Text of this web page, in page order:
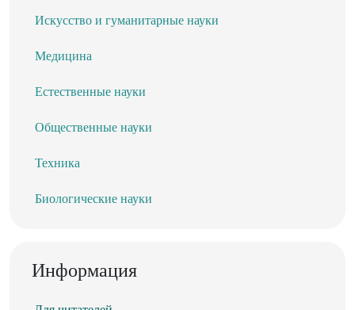
Искусство и гуманитарные науки
Медицина
Естественные науки
Общественные науки
Техника
Биологические науки
Информация